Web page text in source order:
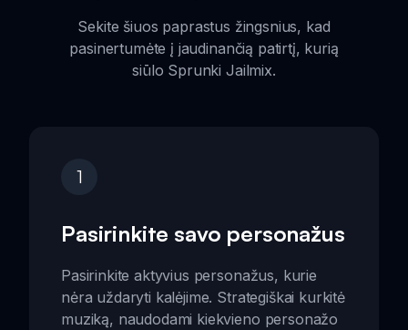
Sekite šiuos paprastus žingsnius, kad
pasinertumėte į jaudinančią patirtį, kurią
siūlo Sprunki Jailmix.
1
Pasirinkite savo personažus
Pasirinkite aktyvius personažus, kurie
nėra uždaryti kalėjime. Strategiškai kurkitė
muziką, naudodami kiekvieno personažo